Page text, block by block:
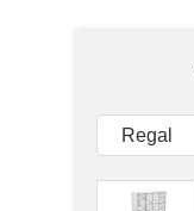
Regal
Tische & Bänke